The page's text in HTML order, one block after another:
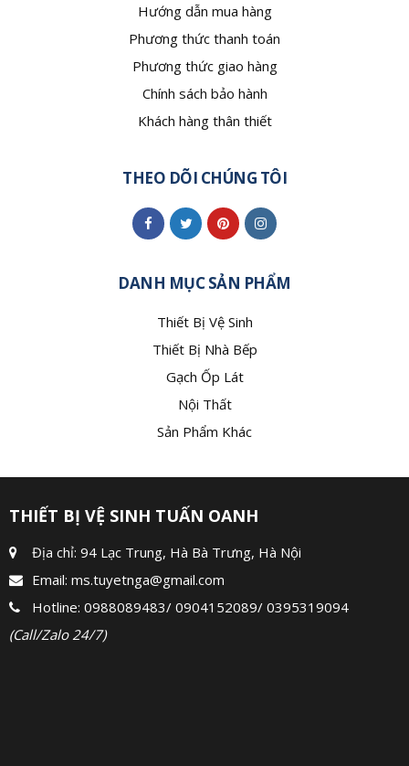
Hướng dẫn mua hàng
Phương thức thanh toán
Phương thức giao hàng
Chính sách bảo hành
Khách hàng thân thiết
THEO DÕI CHÚNG TÔI
DANH MỤC SẢN PHẨM
Thiết Bị Vệ Sinh
Thiết Bị Nhà Bếp
Gạch Ốp Lát
Nội Thất
Sản Phẩm Khác
THIẾT BỊ VỆ SINH TUẤN OANH
Địa chỉ: 94 Lạc Trung, Hà Bà Trưng, Hà Nội
Email: ms.tuyetnga@gmail.com
Hotline: 0988089483/ 0904152089/ 0395319094
(Call/Zalo 24/7)